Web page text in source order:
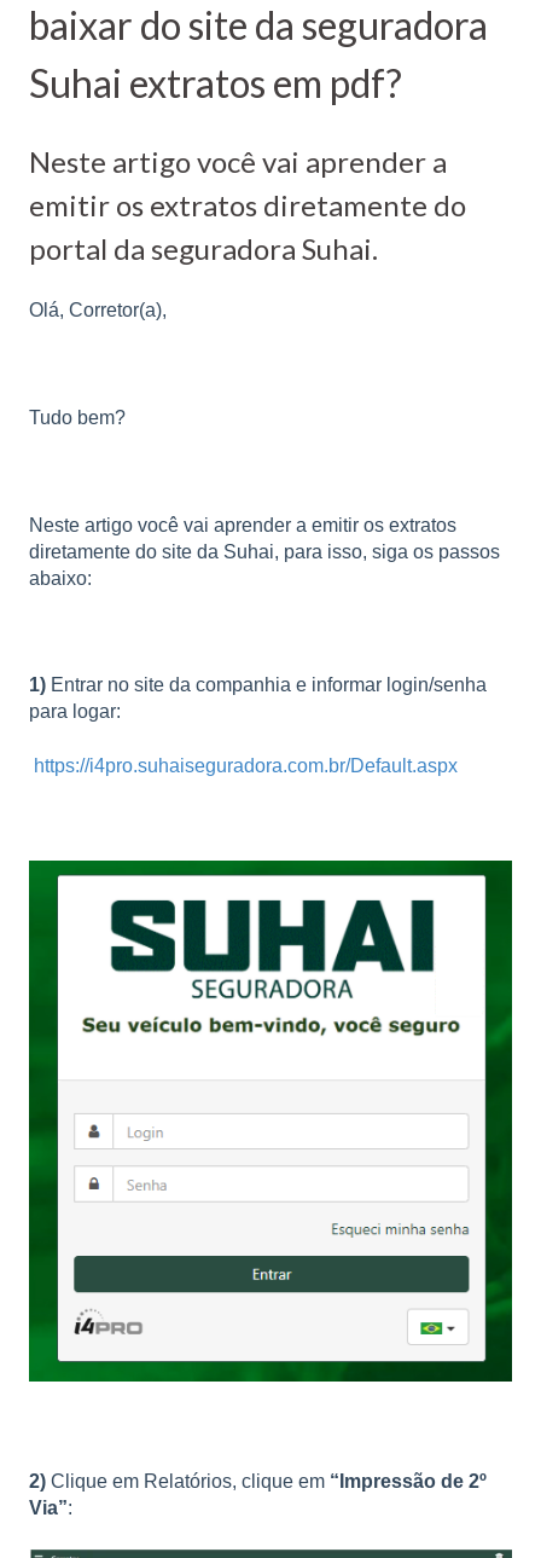
baixar do site da seguradora
Suhai extratos em pdf?
Neste artigo você vai aprender a
emitir os extratos diretamente do
portal da seguradora Suhai.
Olá, Corretor(a),
Tudo bem?
Neste artigo você vai aprender a emitir os extratos
diretamente do site da Suhai, para isso, siga os passos
abaixo:
1) Entrar no site da companhia e informar login/senha
para logar:
https://i4pro.suhaiseguradora.com.br/Default.aspx
2) Clique em Relatórios, clique em “Impressão de 2º
Via”: